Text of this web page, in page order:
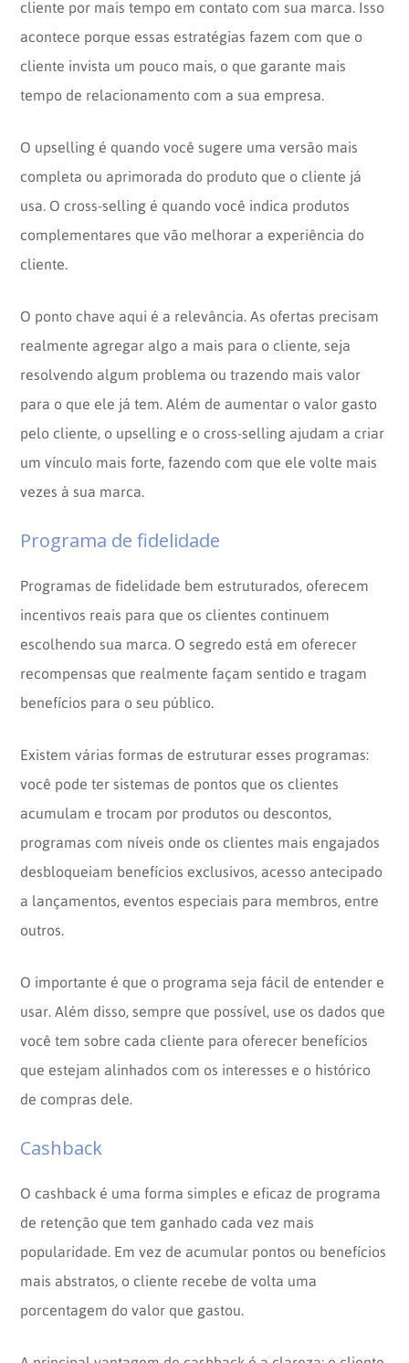
cliente por mais tempo em contato com sua marca. Isso
acontece porque essas estratégias fazem com que o
cliente invista um pouco mais, o que garante mais
tempo de relacionamento com a sua empresa.
O upselling é quando você sugere uma versão mais
completa ou aprimorada do produto que o cliente já
usa. O cross-selling é quando você indica produtos
complementares que vão melhorar a experiência do
cliente.
O ponto chave aqui é a relevância. As ofertas precisam
realmente agregar algo a mais para o cliente, seja
resolvendo algum problema ou trazendo mais valor
para o que ele já tem. Além de aumentar o valor gasto
pelo cliente, o upselling e o cross-selling ajudam a criar
um vínculo mais forte, fazendo com que ele volte mais
vezes à sua marca.
Programa de fidelidade
Programas de fidelidade bem estruturados, oferecem
incentivos reais para que os clientes continuem
escolhendo sua marca. O segredo está em oferecer
recompensas que realmente façam sentido e tragam
benefícios para o seu público.
Existem várias formas de estruturar esses programas:
você pode ter sistemas de pontos que os clientes
acumulam e trocam por produtos ou descontos,
programas com níveis onde os clientes mais engajados
desbloqueiam benefícios exclusivos, acesso antecipado
a lançamentos, eventos especiais para membros, entre
outros.
O importante é que o programa seja fácil de entender e
usar. Além disso, sempre que possível, use os dados que
você tem sobre cada cliente para oferecer benefícios
que estejam alinhados com os interesses e o histórico
de compras dele.
Cashback
O cashback é uma forma simples e eficaz de programa
de retenção que tem ganhado cada vez mais
popularidade. Em vez de acumular pontos ou benefícios
mais abstratos, o cliente recebe de volta uma
porcentagem do valor que gastou.